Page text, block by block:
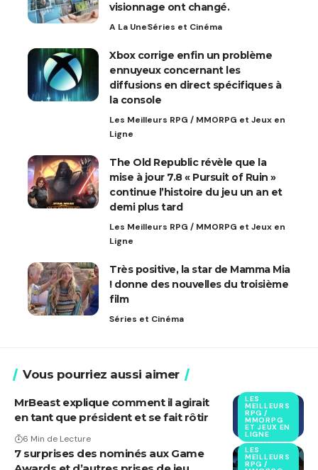
visionnage ont changé.
A La UneSéries et Cinéma
Xbox corrige enfin un problème
ennuyeux concernant les
diffusions en direct spécifiques à
la console
Les Meilleurs RPG / MMORPG et Jeux en
Ligne
The Old Republic révèle que la
mise à jour 7.8 « Pursuit of Ruin »
continue l’histoire du jeu un an et
demi plus tard
Les Meilleurs RPG / MMORPG et Jeux en
Ligne
Très positive, la star de Mamma Mia
! donne des nouvelles du troisième
film
Séries et Cinéma
Vous pourriez aussi aimer
LES
MEILLEURS
RPG /
MMORPG
ET JEUX EN
LIGNE
MrBeast explique comment il agirait
en tant que président et se fait rôtir
6 Min de Lecture
LES
MEILLEURS
RPG /
7 surprises des nominés aux Game